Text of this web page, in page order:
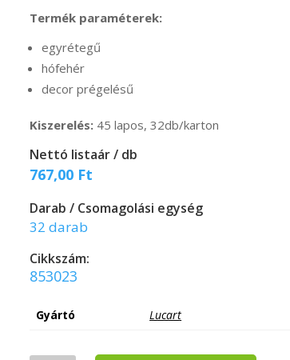
Termék paraméterek:
egyrétegű
hófehér
decor prégelésű
Kiszerelés: 45 lapos, 32db/karton
Nettó listaár / db
767,00 Ft
Darab / Csomagolási egység
32 darab
Cikkszám:
853023
Gyártó Lucart